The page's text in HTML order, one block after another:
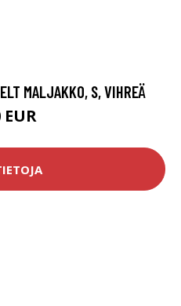
MALJAKKO, S, VIHREÄ
EUR